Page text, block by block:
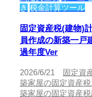
き 税金計算ツール
固定資産税(建物)
員作成の新築一戸
過年度Ver
2026/6/21 固定資
築家屋の固定資産
築家屋の固定資産